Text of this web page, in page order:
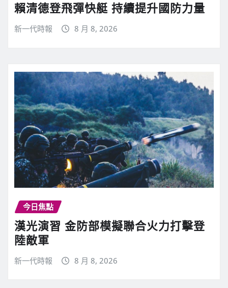
賴清德登飛彈快艇 持續提升國防力量
新一代時報 8 月 8, 2026
今日焦點
漢光演習 金防部模擬聯合火力打擊登
陸敵軍
新一代時報 8 月 8, 2026